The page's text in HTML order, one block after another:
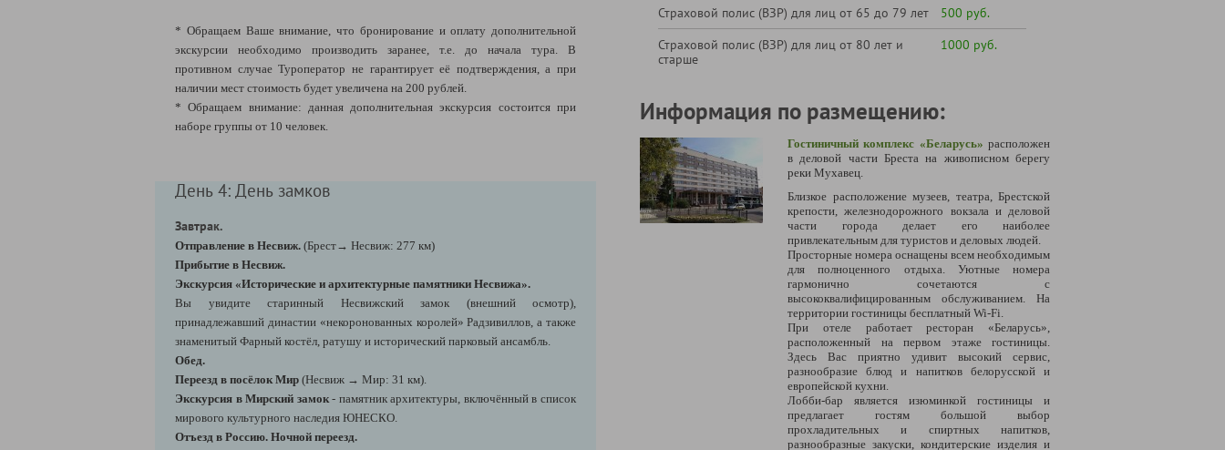
* Обращаем Ваше внимание, что бронирование и оплату дополнительной
экскурсии необходимо производить заранее, т.е. до начала тура. В
противном случае Туроператор не гарантирует её подтверждения, а при
наличии мест стоимость будет увеличена на 200 рублей.
* Обращаем внимание: данная дополнительная экскурсия состоится при
наборе группы от 10 человек.
День 4: День замков
Завтрак.
Отправление в Несвиж. (Брест→ Несвиж: 277 км)
Прибытие в Несвиж.
Экскурсия «Исторические и архитектурные памятники Несвижа».
Вы увидите старинный Несвижский замок (внешний осмотр),
принадлежавший династии «некоронованных королей» Радзивиллов, а также
знаменитый Фарный костёл, ратушу и исторический парковый ансамбль.
Обед.
Переезд в посёлок Мир (Несвиж → Мир: 31 км).
Экскурсия в Мирский замок- памятник архитектуры, включённый в список
мирового культурного наследия ЮНЕСКО.
Отъезд в Россию. Ночной переезд.
Страховой полис (ВЗР) для лиц от 65 до 79 лет
500 руб.
Страховой полис (ВЗР) для лиц от 80 лет и
старше
1000 руб.
Информация по размещению:
Гостиничный комплекс «Беларусь» расположен
в деловой части Брестана живописном берегу
реки Мухавец.
Близкое расположение музеев, театра, Брестской
крепости, железнодорожного вокзала и деловой
части города делает его наиболее
привлекательным для туристов и деловых людей.
Просторные номера оснащены всем необходимым
для полноценного отдыха. Уютные номера
гармонично сочетаются с
высококвалифицированным обслуживанием. На
территории гостиницы бесплатный Wi-Fi.
При отеле работает ресторан «Беларусь»,
расположенный на первом этаже гостиницы.
Здесь Вас приятно удивит высокий сервис,
разнообразие блюд и напитков белорусской и
европейской кухни.
Лобби-бар является изюминкой гостиницы и
предлагает гостям большой выбор
прохладительных и спиртных напитков,
разнообразные закуски, кондитерские изделия и